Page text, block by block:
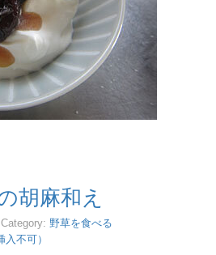
胡麻和え
Category: 野草を食べる
不可）